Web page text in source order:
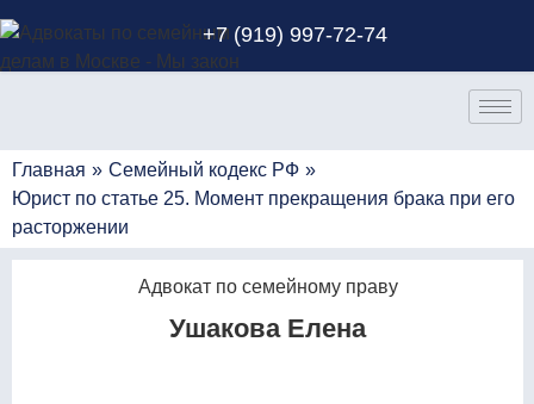
+7 (919) 997-72-74
Главная » Семейный кодекс РФ »
Юрист по статье 25. Момент прекращения брака при его
расторжении
Адвокат по семейному праву
Ушакова Елена